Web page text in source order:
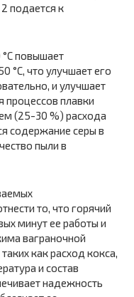
подается к
°С повышает
°С, что улучшает его
и улучшает
процессов плавки
(25-30 %) расхода
содержание серы в
пыли в
то, что горячий
минут ее работы и
ваграночной
как расход кокса,
и состав
надежность